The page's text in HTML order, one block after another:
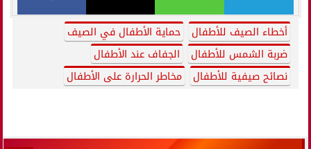
أخطاء الصيف للأطفال
حماية الأطفال في الصيف
ضربة الشمس للأطفال
الجفاف عند الأطفال
نصائح صيفية للأطفال
مخاطر الحرارة على الأطفال